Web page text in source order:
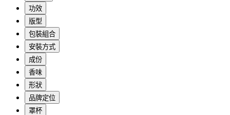
功效
版型
包裝組合
安裝方式
成份
香味
形狀
品牌定位
罩杯